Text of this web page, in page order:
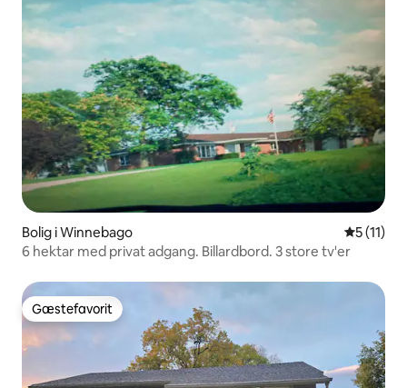
Bolig i Winnebago 5 ud af 5
5 (11)
6 hektar med privat adgang. Billardbord. 3 store tv'er
Gæstefavorit
Gæstefavorit